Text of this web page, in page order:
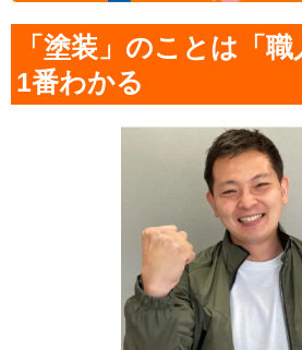
「塗装」のことは「
1番わかる